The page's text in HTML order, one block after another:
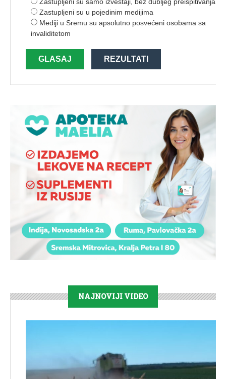
Zastupljeni su samo izveštaji, bez dubljeg preispitivanja
Zastupljeni su u pojedinim medijima
Mediji u Sremu su apsolutno posvećeni osobama sa
invaliditetom
GLASAJ REZULTATI
NAJNOVIJI VIDEO